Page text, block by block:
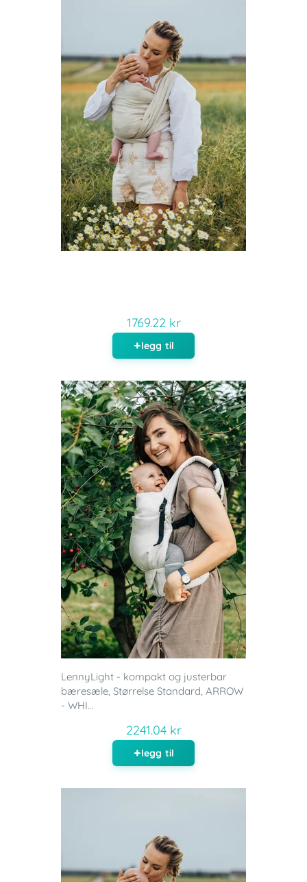
1769.22 kr
legg til
LennyLight - kompakt og justerbar
bæresæle, Størrelse Standard, ARROW
- WHI...
2241.04 kr
legg til